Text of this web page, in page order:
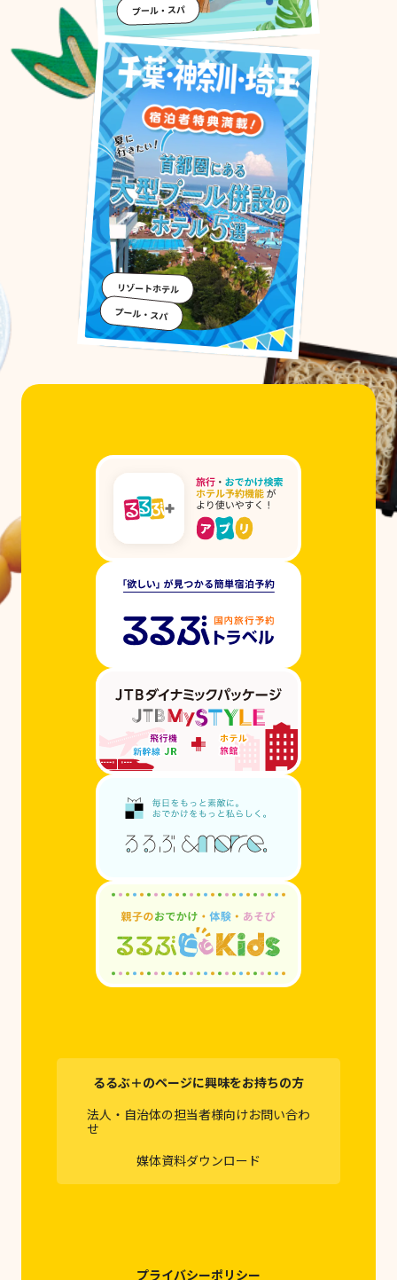
プール・スパ
リゾートホテル
プール・スパ
るるぶ＋のページに興味をお持ちの方
法人・自治体の担当者様向けお問い合わ
せ
媒体資料ダウンロード
プライバシーポリシー